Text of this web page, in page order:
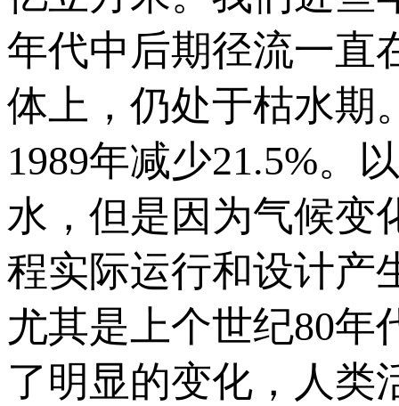
年代中后期径流一直
体上，仍处于枯水期
1989年减少21.5%。
水，但是因为气候变
程实际运行和设计产
尤其是上个世纪80年
了明显的变化，人类